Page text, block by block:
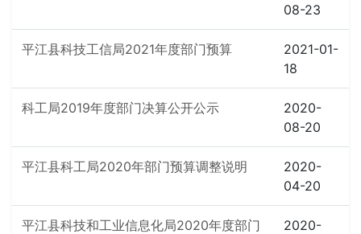
08-23
平江县科技工信局2021年度部门预算
2021-01-
18
科工局2019年度部门决算公开公示
2020-
08-20
平江县科工局2020年部门预算调整说明
2020-
04-20
平江县科技和工业信息化局2020年度部门
2020-